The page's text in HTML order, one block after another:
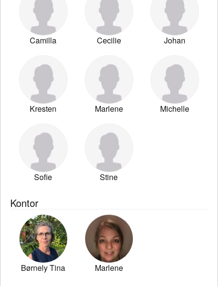
Camilla Cecilie Johan
Kresten Marlene Michelle
Sofie Stine
Kontor
Børnely Tina Marlene